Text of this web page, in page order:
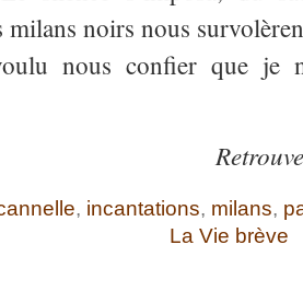
milans noirs nous
nous confier que je
, incantations, milans,
La Vie brève